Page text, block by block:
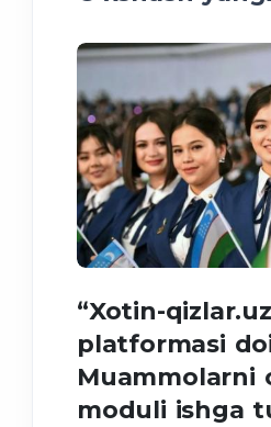
“Xotin-
platformasi
Muammolarni
moduli ishga